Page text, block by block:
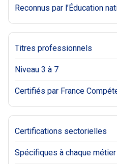
Reconnus par l’Éducation
Titres professionnels
Niveau 3 à 7
Certifiés par France
Certifications sectorielles
Spécifiques à chaque métier